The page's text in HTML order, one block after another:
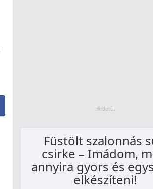
Füstölt szalonnás
csirke – Imádom,
annyira gyors és
elkészíteni!